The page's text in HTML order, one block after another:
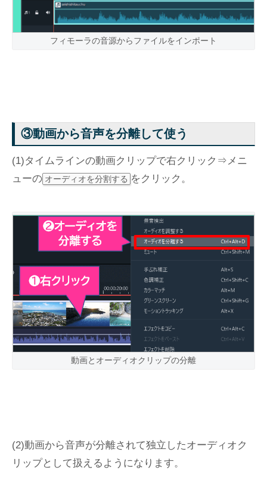
フィモーラの音源からファイルをインポート
③動画から音声を分離して使う
(1)タイムラインの動画クリップで右クリック⇒メニ
ューの オーディオを分割する をクリック。
動画とオーディオクリップの分離
(2)動画から音声が分離されて独立したオーディオク
リップとして扱えるようになります。